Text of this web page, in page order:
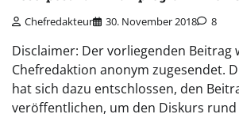
Chefredakteur 30. November 2018 8
Disclaimer: Der vorliegenden Beitrag
Chefredaktion anonym zugesendet.
hat sich dazu entschlossen, den
veröffentlichen, um den Diskurs